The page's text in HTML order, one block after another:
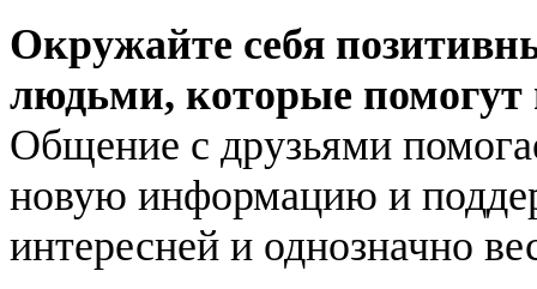
Окружайте себя
людьми, которые помогут
Общение с друзьями
новую информацию и
интересней и однозначно